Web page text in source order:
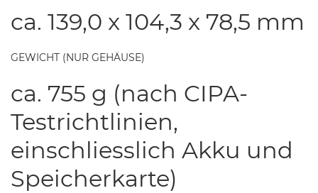
ca. 139,0 x 104,3 x 78,5 mm
GEWICHT (NUR GEHÄUSE)
ca. 755 g (nach CIPA-
Testrichtlinien,
einschliesslich Akku und
Speicherkarte)